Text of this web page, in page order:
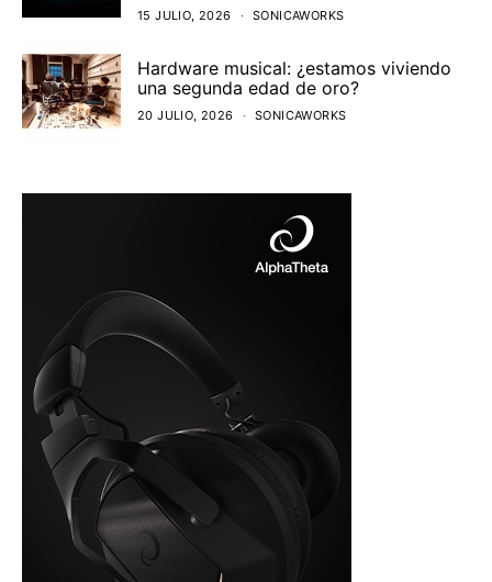
15 JULIO, 2026 SONICAWORKS
Hardware musical: ¿estamos viviendo
una segunda edad de oro?
20 JULIO, 2026 SONICAWORKS